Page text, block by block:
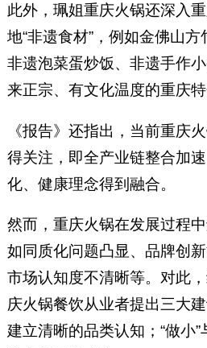
此外，珮姐重庆火锅还深入
地“非遗食材”，例如金佛山方
非遗泡菜蛋炒饭、非遗手作
来正宗、有文化温度的重庆特
《报告》还指出，当前重庆
得关注，即全产业链整合加
化、健康理念得到融合。
然而，重庆火锅在发展过程
如同质化问题凸显、品牌创
市场认知度不清晰等。对此
庆火锅餐饮从业者提出三大
建立清晰的品类认知；“做小”